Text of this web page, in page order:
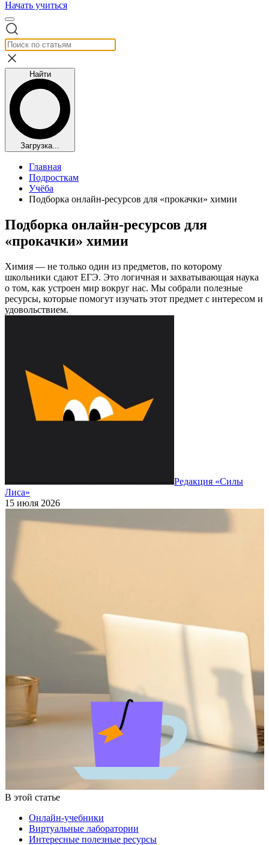
Начать учиться
Найти
Загрузка...
Главная
Подросткам
Учёба
Подборка онлайн-ресурсов для «прокачки» химии
Подборка онлайн-ресурсов для
«прокачки» химии
Химия — не только один из предметов, по которому
школьники сдают ЕГЭ. Это логичная и захватывающая наука
о том, как устроен мир вокруг нас. Мы собрали полезные
ресурсы, которые помогут изучать этот предмет с интересом и
удовольствием.
Редакция «Силы
Лиса»
15 июля 2026
В этой статье
Онлайн-учебники
Виртуальные лаборатории
Интересные полезные ресурсы